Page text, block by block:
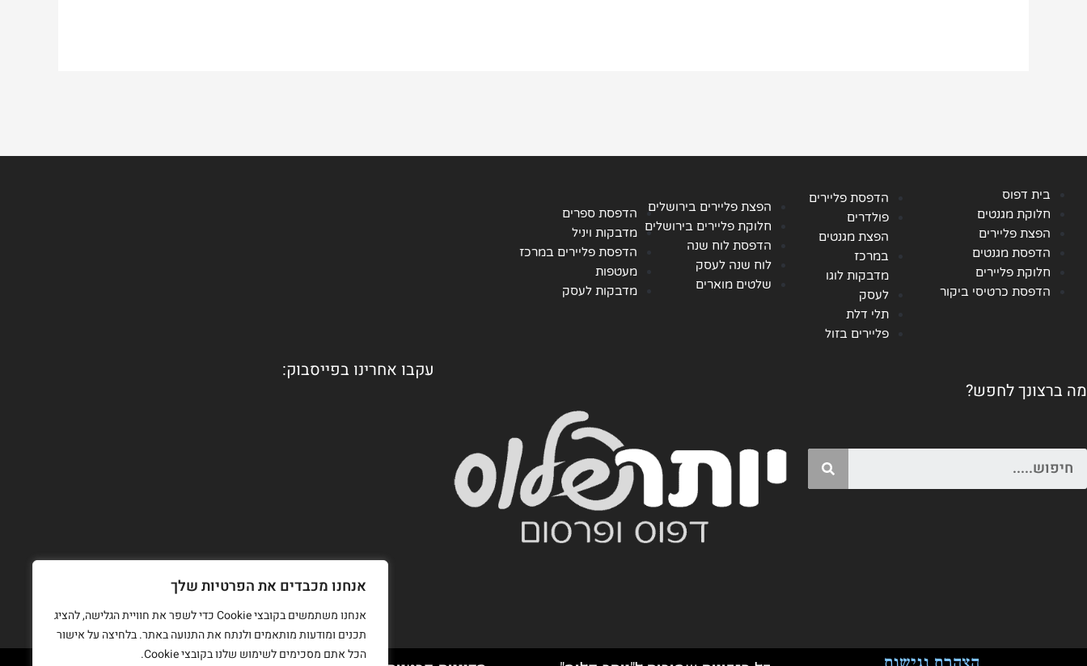
אנחנו מכבדים את הפרטיות שלך
אנחנו משתמשים בקובצי Cookie כדי לשפר את חוויית הגלישה, להציג
תכנים ומודעות מותאמים ולנתח את התנועה באתר. בלחיצה על אישור
הכל אתם מסכימים לשימוש שלנו בקובצי Cookie.
בית דפוס
חלוקת מגנטים
הפצת פליירים
הדפסת מגנטים
חלוקת פליירים
הדפסת כרטיסי ביקור
הדפסת פליירים
פולדרים
הפצת מגנטים
במרכז
מדבקות לוגו
לעסק
תלי דלת
פליירים בזול
מה ברצונך לחפש?
Search
הפצת פליירים בירושלים
חלוקת פליירים בירושלים
הדפסת לוח שנה
לוח שנה לעסק
שלטים מוארים
הדפסת ספרים
מדבקות ויניל
הדפסת פליירים במרכז
מעטפות
מדבקות לעסק
עקבו אחרינו בפייסבוק: